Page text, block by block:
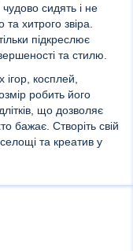
сидять і не
хитрого звіра.
підкреслює
та стилю.
косплей,
робить його
що дозволяє
бажає. Створіть свій
та креатив у